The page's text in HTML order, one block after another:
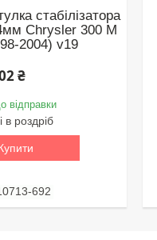
стабілізатора
Chrysler 300 M
2004) v19
₴
відправки
в роздріб
692